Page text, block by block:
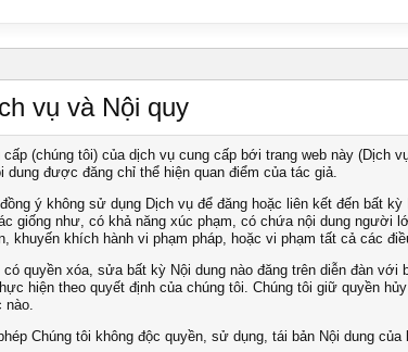
vụ và Nội quy
cấp (chúng tôi) của dịch vụ cung cấp bới trang web này (Dịch
dung được đăng chỉ thể hiện quan điểm của tác giả.
ý không sử dụng Dịch vụ để đăng hoặc liên kết đến bất
giống như, có khả năng xúc phạm, có chứa nội dung người
khuyến khích hành vi phạm pháp, hoặc vi phạm tất cả các
có quyền xóa, sửa bất kỳ Nội dung nào đăng trên diễn đàn
hiện theo quyết định của chúng tôi. Chúng tôi giữ quyền
nào.
Chúng tôi không độc quyền, sử dụng, tái bản Nội dung